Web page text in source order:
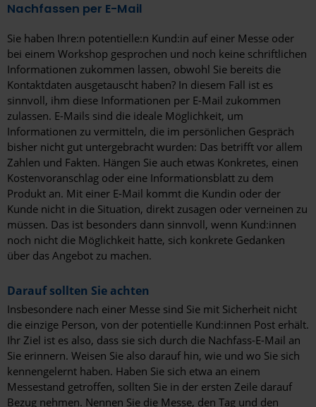
Nachfassen per E-Mail
Sie haben Ihre:n potentielle:n Kund:in auf einer Messe oder
bei einem Workshop gesprochen und noch keine schriftlichen
Informationen zukommen lassen, obwohl Sie bereits die
Kontaktdaten ausgetauscht haben? In diesem Fall ist es
sinnvoll, ihm diese Informationen per E-Mail zukommen
zulassen. E-Mails sind die ideale Möglichkeit, um
Informationen zu vermitteln, die im persönlichen Gespräch
bisher nicht gut untergebracht wurden: Das betrifft vor allem
Zahlen und Fakten. Hängen Sie auch etwas Konkretes, einen
Kostenvoranschlag oder eine Informationsblatt zu dem
Produkt an. Mit einer E-Mail kommt die Kundin oder der
Kunde nicht in die Situation, direkt zusagen oder verneinen zu
müssen. Das ist besonders dann sinnvoll, wenn Kund:innen
noch nicht die Möglichkeit hatte, sich konkrete Gedanken
über das Angebot zu machen.
Darauf sollten Sie achten
Insbesondere nach einer Messe sind Sie mit Sicherheit nicht
die einzige Person, von der potentielle Kund:innen Post erhält.
Ihr Ziel ist es also, dass sie sich durch die Nachfass-E-Mail an
Sie erinnern. Weisen Sie also darauf hin, wie und wo Sie sich
kennengelernt haben. Haben Sie sich etwa an einem
Messestand getroffen, sollten Sie in der ersten Zeile darauf
Bezug nehmen. Nennen Sie die Messe, den Tag und den